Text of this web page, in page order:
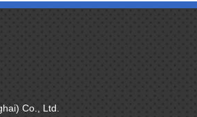
Co., Ltd.